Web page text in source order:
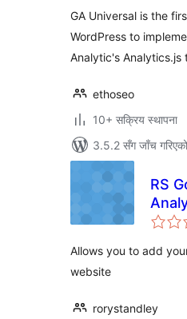
GA Universal is the
WordPress to
Analytic's Analytics.js
ethoseo
10+ सक्रिय स्थापना
3.5.2 सँग जाँच गरिएको
RS
Allows you to add
website
rorystandley